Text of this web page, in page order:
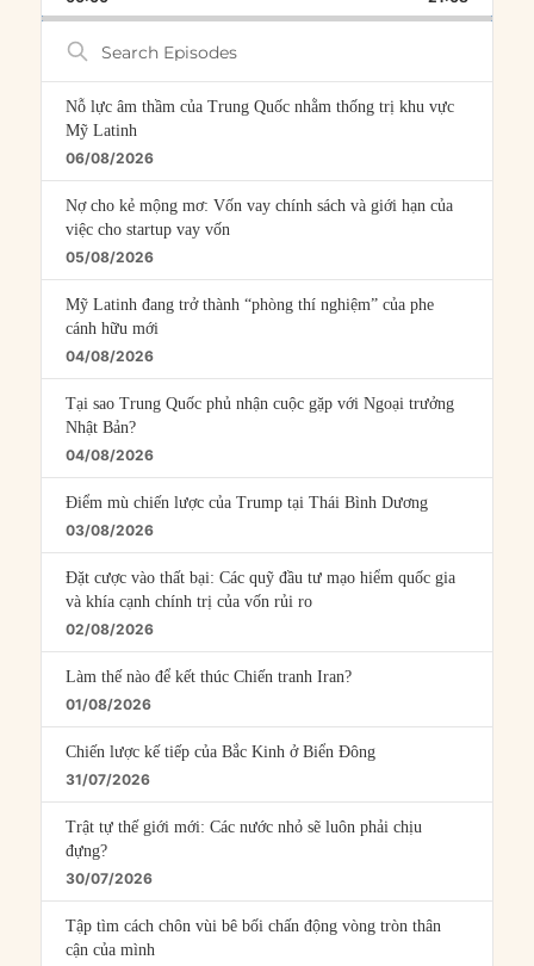
Search
Episodes
Nỗ lực âm thầm của Trung Quốc nhằm thống trị khu vực
Mỹ Latinh
06/08/2026
Nợ cho kẻ mộng mơ: Vốn vay chính sách và giới hạn của
việc cho startup vay vốn
05/08/2026
Mỹ Latinh đang trở thành “phòng thí nghiệm” của phe
cánh hữu mới
04/08/2026
Tại sao Trung Quốc phủ nhận cuộc gặp với Ngoại trưởng
Nhật Bản?
04/08/2026
Điểm mù chiến lược của Trump tại Thái Bình Dương
03/08/2026
Đặt cược vào thất bại: Các quỹ đầu tư mạo hiểm quốc gia
và khía cạnh chính trị của vốn rủi ro
02/08/2026
Làm thế nào để kết thúc Chiến tranh Iran?
01/08/2026
Chiến lược kế tiếp của Bắc Kinh ở Biển Đông
31/07/2026
Trật tự thế giới mới: Các nước nhỏ sẽ luôn phải chịu
đựng?
30/07/2026
Tập tìm cách chôn vùi bê bối chấn động vòng tròn thân
cận của mình